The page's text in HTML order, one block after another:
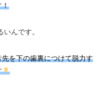
！
んです。
を下の歯裏につけて脱力す